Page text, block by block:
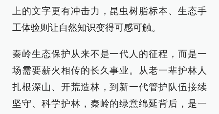
上的文字更有冲击力，昆虫树脂标本、生态手
工体验则让自然知识变得可感可触。
秦岭生态保护从来不是一代人的征程，而是一
场需要薪火相传的长久事业。从老一辈护林人
扎根深山、开荒造林，到新一代管护队伍接续
坚守、科学护林，秦岭的绿意绵延背后，是一